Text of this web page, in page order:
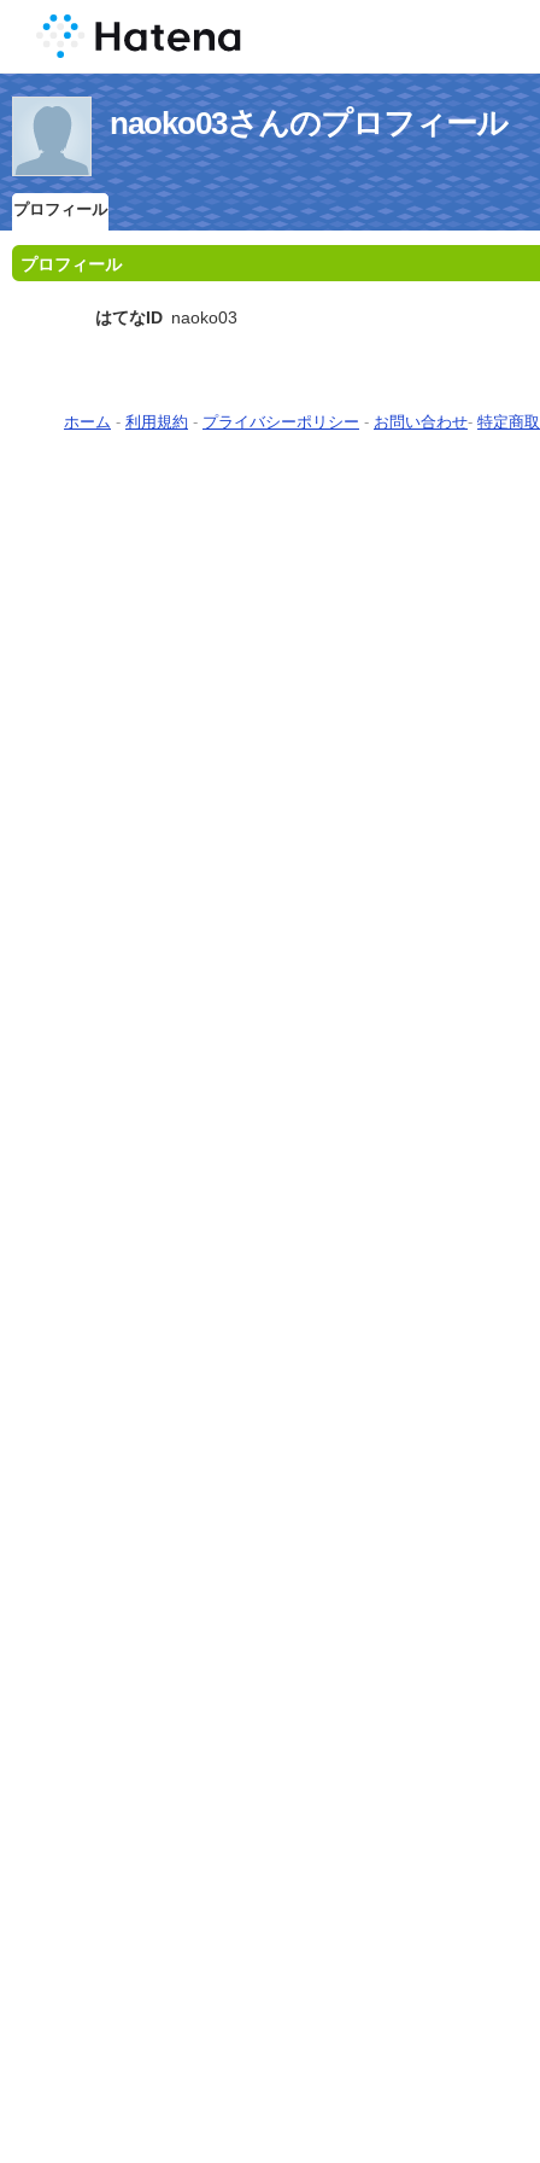
naoko03さんのプロフィール
プロフィール
プロフィール
はてなID naoko03
ホーム - 利用規約 - プライバシーポリシー - お問い合わせ- 特定商